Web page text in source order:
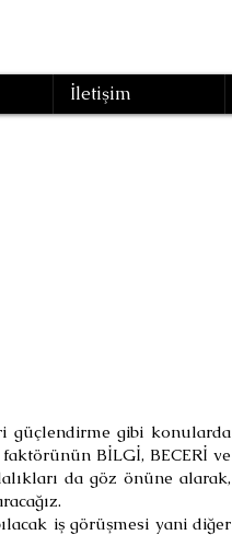
İletişim
güçlendirme gibi konularda
BİLGİ, BECERİ ve
da göz önüne alarak,
iş görüşmesi yani diğer